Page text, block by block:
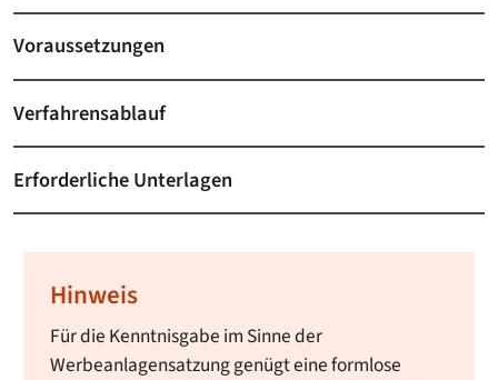
Voraussetzungen
Verfahrensablauf
Erforderliche Unterlagen
Hinweis
Für die Kenntnisgabe im Sinne der
Werbeanlagensatzung genügt eine formlose